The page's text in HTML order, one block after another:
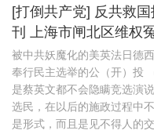
[打倒共产党] 反共救
刊 上海市闸北区维权
被中共妖魔化的美英法日德
奉行民主选举的公（开）投
是蔡英文都不会隐瞒竞选演
选民，在以后的施政过程中
是形式，而且是见不得人的